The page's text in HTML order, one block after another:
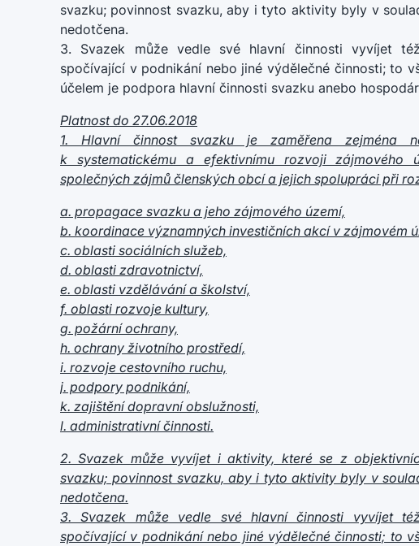
svazku; povinnost svazku, aby i tyto aktivity byly v
nedotčena.
3. Svazek může vedle své hlavní činnosti vyvíjet
spočívající v podnikání nebo jiné výdělečné činnosti; to
účelem je podpora hlavní činnosti svazku anebo
Platnost do 27.06.2018
1. Hlavní činnost svazku je zaměřena zejména
k systematickému a efektivnímu rozvoji zájmového
společných zájmů členských obcí a jejich spolupráci při
a. propagace svazku a jeho zájmového území,
b. koordinace významných investičních akcí v zájmovém
c. oblasti sociálních služeb,
d. oblasti zdravotnictví,
e. oblasti vzdělávání a školství,
f. oblasti rozvoje kultury,
g. požární ochrany,
h. ochrany životního prostředí,
i. rozvoje cestovního ruchu,
j. podpory podnikání,
k. zajištění dopravní obslužnosti,
l. administrativní činnosti.
2. Svazek může vyvíjet i aktivity, které se z
svazku; povinnost svazku, aby i tyto aktivity byly v
nedotčena.
3. Svazek může vedle své hlavní činnosti vyvíjet
spočívající v podnikání nebo jiné výdělečné činnosti; to